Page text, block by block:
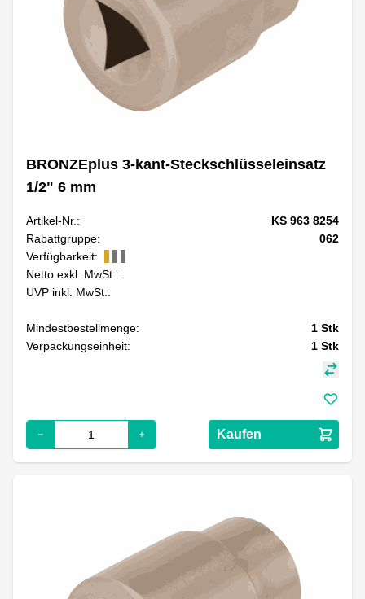
BRONZEplus 3-kant-Steckschlüsseleinsatz
1/2" 6 mm
Artikel-Nr.:
KS 963 8254
Rabattgruppe:
062
Verfügbarkeit:
Netto exkl. MwSt.:
UVP inkl. MwSt.:
Mindestbestellmenge: 1 Stk
Verpackungseinheit:
1 Stk
Kaufen